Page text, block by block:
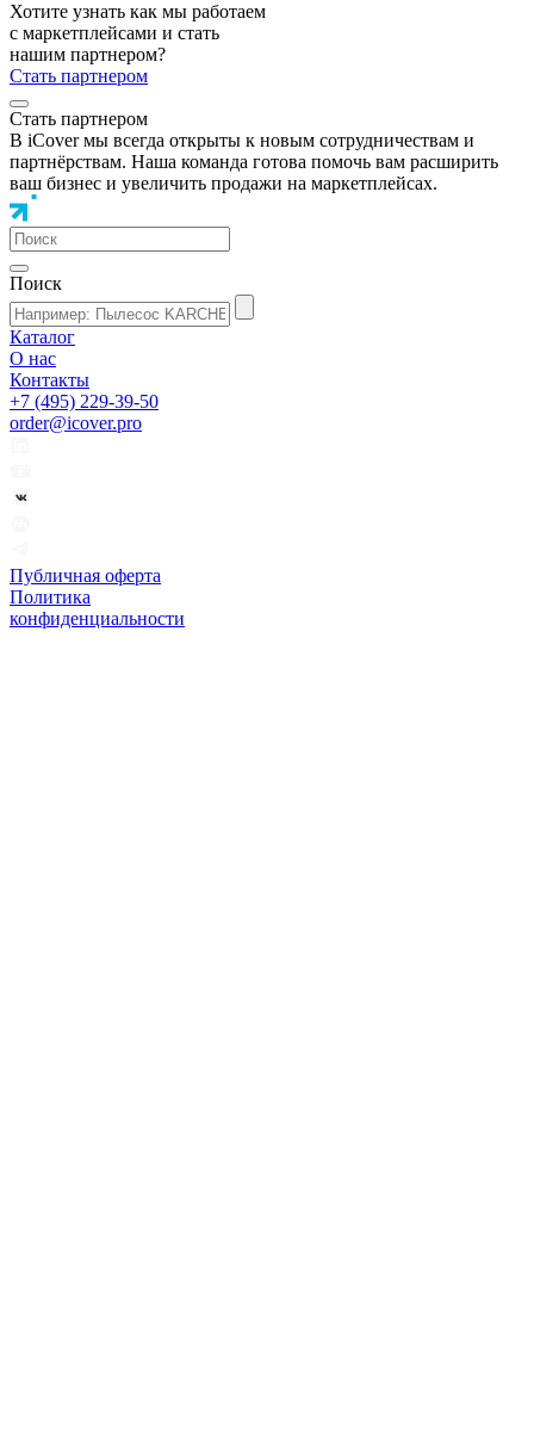
Хотите узнать как мы работаем
с маркетплейсами и стать
нашим партнером?
Стать партнером
Стать партнером
В iCover мы всегда открыты к новым сотрудничествам и
партнёрствам. Наша команда готова помочь вам расширить
ваш бизнес и увеличить продажи на маркетплейсах.
Поиск
Каталог
О нас
Контакты
+7 (495) 229-39-50
order@icover.pro
Публичная оферта
Политика
конфиденциальности